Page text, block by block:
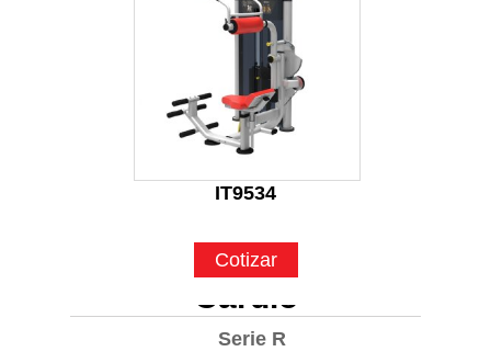
Cardio
Serie R
IT9534
Cotizar